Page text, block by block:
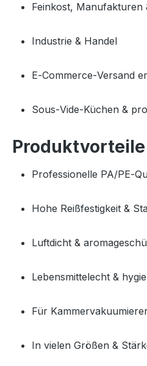
Feinkost,
Industrie & Handel
E‑Commerce‑Versand
Sous‑Vide‑Küchen &
Professionelle PA/
Hohe Reißfestigkeit &
Luftdicht &
Lebensmittelecht &
Für
In vielen Größen &